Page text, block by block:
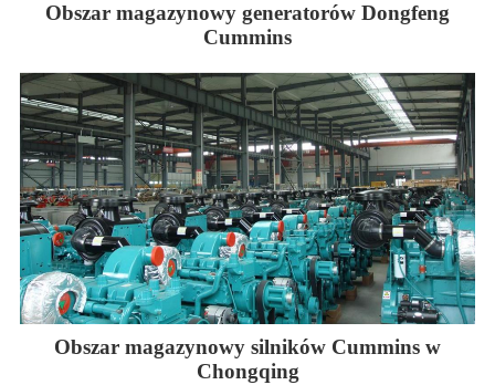
Obszar magazynowy generatorów Dongfeng
Cummins
Obszar magazynowy silników Cummins w
Chongqing